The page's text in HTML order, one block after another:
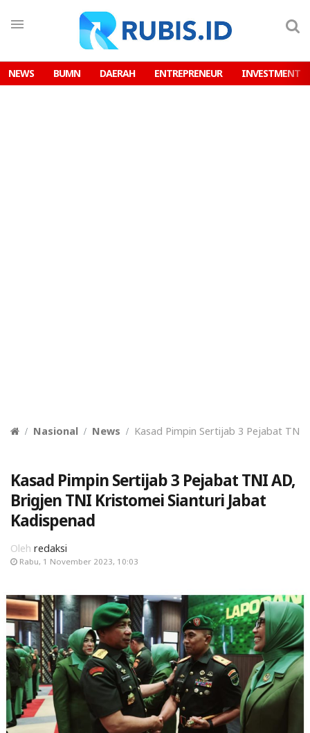
NEWS BUMN DAERAH ENTREPRENEUR INVESTMENT
Nasional News Kasad Pimpin Sertijab 3 Pejabat TNI
Kasad Pimpin Sertijab 3 Pejabat TNI AD,
Brigjen TNI Kristomei Sianturi Jabat
Kadispenad
Oleh redaksi
Rabu, 1 November 2023, 10:03